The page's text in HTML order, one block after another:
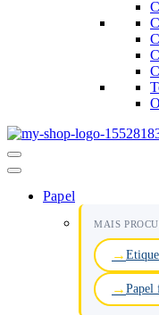
Menu
de
Papel
MAIS
Papel